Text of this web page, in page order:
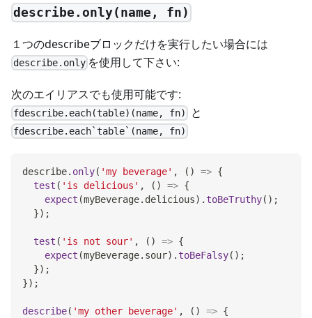
describe.only(name, fn)
１つのdescribeブロックだけを実行したい場合には
describe.only を使用して下さい:
次のエイリアスでも使用可能です:
fdescribe.each(table)(name, fn) と
fdescribe.each`table`(name, fn)
describe. only( 'my beverage' , ( ) => {
test ( 'is delicious' , ( ) => {
expect (myBeverage. delicious) . toBeTruthy( ) ;
}) ;
test ( 'is not sour' , ( ) => {
expect (myBeverage. sour) . toBeFalsy( ) ;
}) ;
}) ;
describe( 'my other beverage' , ( ) => {